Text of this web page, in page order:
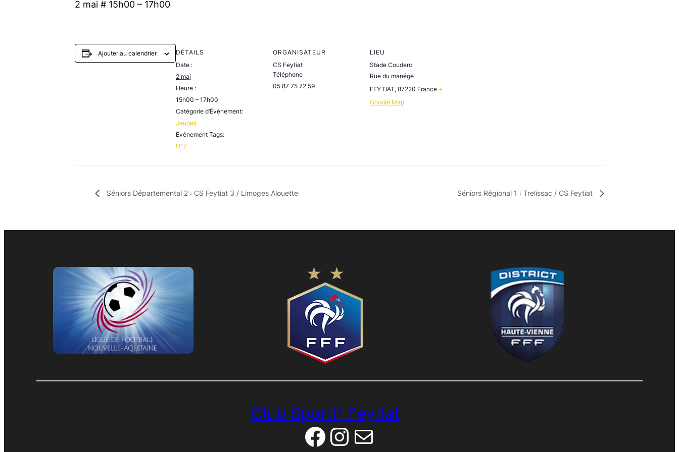
2 mai # 15h00 – 17h00
Ajouter au calendrier
DÉTAILS
Date :
2 mai
Heure :
15h00 – 17h00
Catégorie d’Évènement:
Jeunes
Évènement Tags:
U17
ORGANISATEUR
CS Feytiat
Téléphone
05 87 75 72 59
LIEU
Stade Couderc
Rue du manége
FEYTIAT, 87220 France +
Google Map
Séniors Départemental 2 : CS Feytiat 3 / Limoges Alouette Séniors Régional 1 : Trelissac / CS Feytiat
Club Sportif Feytiat
Facebook
Instagram
E-mail